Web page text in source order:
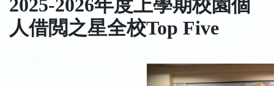
2025-2026年度上學期校園個
人借閲之星全校Top Five